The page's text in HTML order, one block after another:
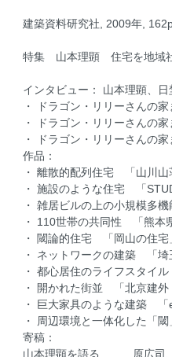
建築資料研究社, 2009年,
特集 山本理顕 住宅を地域
インタビュー： 山本理顕、
・ ドラゴン・リリーさんの
・ ドラゴン・リリーさんの
・ ドラゴン・リリーさんの
作品：
・ 離散的配列住宅 「山川山
・ 施設のような住宅 「
・ 雑居ビルの上の小規模多
・ 110世帯の共同性 「熊本
・ 閾論的住宅 「岡山の住宅
・ ネットワークの建築 「埼
・ 都心居住のライフスタイ
・ 開かれた街並 「北京建外
・ 巨大家具のような建築 「
・ 周辺環境と一体化した「
寄稿：
山本理顕を語る………原広司